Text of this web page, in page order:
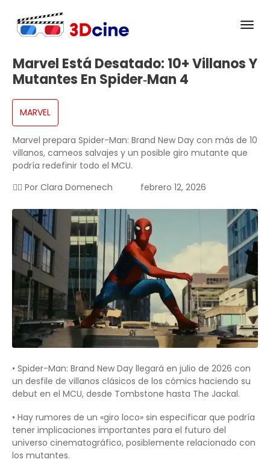
Marvel Está Desatado: 10+ Villanos Y
Mutantes En Spider‑Man 4
MARVEL
Marvel prepara Spider-Man: Brand New Day con más de 10
villanos, cameos salvajes y un posible giro mutante que
podría redefinir todo el MCU.
✍🏻 Por Clara Domenech febrero 12, 2026
• Spider-Man: Brand New Day llegará en julio de 2026 con
un desfile de villanos clásicos de los cómics haciendo su
debut en el MCU, desde Tombstone hasta The Jackal.
• Hay rumores de un «giro loco» sin especificar que podría
tener implicaciones importantes para el futuro del
universo cinematográfico, posiblemente relacionado con
los mutantes.